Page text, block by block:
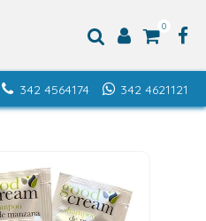
0
342 4621121
342 4564174